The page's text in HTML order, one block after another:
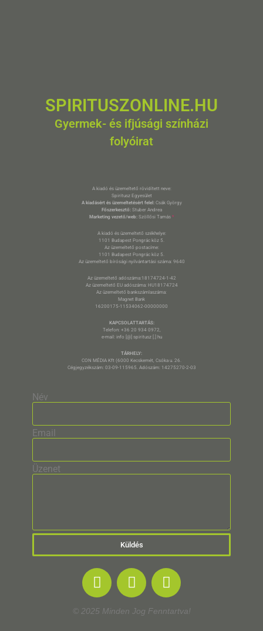
SPIRITUSZONLINE.HU
Gyermek- és ifjúsági színházi
folyóirat
A kiadó és üzemeltető rövidített neve:
Spiritusz Egyesület
A kiadásért és üzemeltetésért felel:Csák György
Főszerkesztő:Stuber Andrea
Marketing vezető/web: Szöllősi Tamás *
A kiadó és üzemeltető székhelye:
1101 Budapest Pongrác köz 5.
Az üzemeltető postacíme:
1101 Budapest Pongrác köz 5.
Az üzemeltető bírósági nyilvántartási száma: 9640
Az üzemeltető adószáma:18174724-1-42
Az üzemeltető EU adószáma: HU18174724
Az üzemeltető bankszámlaszáma:
Magnet Bank
16200175-11534062-00000000
KAPCSOLATTARTÁS:
Telefon: +36 20 934 0972,
e-mail: info [@] spiritusz [.] hu
TÁRHELY:
CON MÉDIA Kft (6000 Kecskemét, Csóka u. 26.
Cégjegyzékszám: 03-09-115965. Adószám: 14275270-2-03
Név
Email
Üzenet
Küldés
© 2025 Minden Jog Fenntartva!